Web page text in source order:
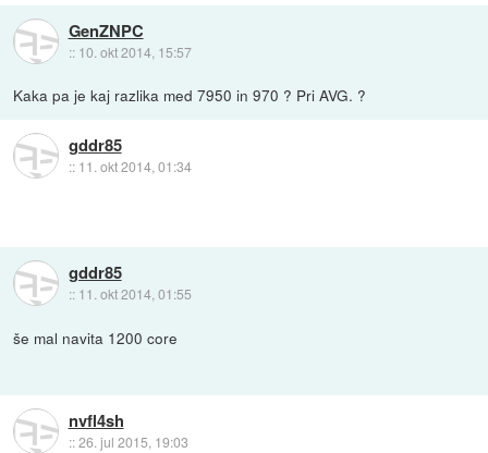
GenZNPC
:: 10. okt 2014, 15:57
Kaka pa je kaj razlika med 7950 in 970 ? Pri AVG. ?
gddr85
:: 11. okt 2014, 01:34
gddr85
:: 11. okt 2014, 01:55
še mal navita 1200 core
nvfl4sh
::26. jul 2015, 19:03